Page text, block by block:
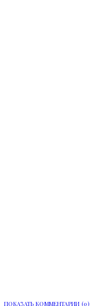
ПОКАЗАТЬ КОММЕНТАРИИ (0)